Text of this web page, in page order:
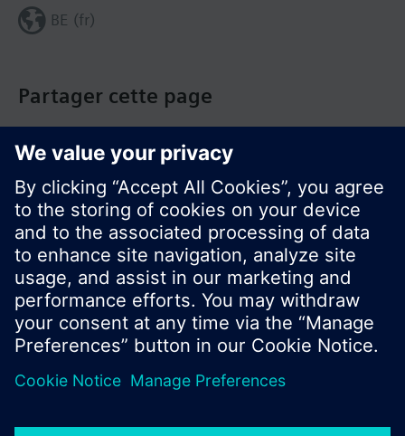
Partager cette page
BE (fr)
© Siemens Switzerland Ltd. Building Technologies
Group - 2016
Le portefeuille des produits peut varier en